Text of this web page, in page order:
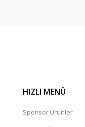
HIZLI MENÜ
Sponsor Ürünler